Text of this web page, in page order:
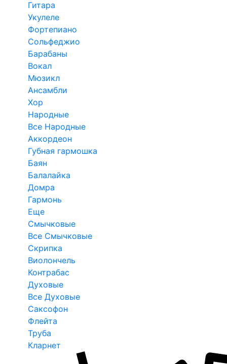
Гитара
Укулеле
Фортепиано
Сольфеджио
Барабаны
Вокал
Мюзикл
Ансамбли
Хор
Народные
Все Народные
Аккордеон
Губная гармошка
Баян
Балалайка
Домра
Гармонь
Еще
Смычковые
Все Смычковые
Скрипка
Виолончель
Контрабас
Духовые
Все Духовые
Саксофон
Флейта
Труба
Кларнет